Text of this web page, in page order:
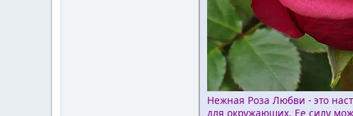
Нежная Роза Любви - это
для окружающих. Ее силу